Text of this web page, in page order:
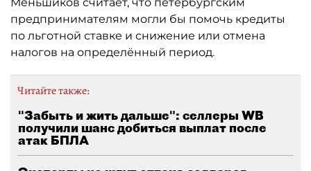
предпринимателям могли бы помочь кредиты
по льготной ставке и снижение или отмена
налогов на определённый период.
Читайте также:
"Забыть и жить дальше": селлеры WB
получили шанс добиться выплат после
атак БПЛА